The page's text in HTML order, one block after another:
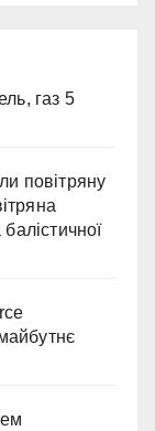
газ 5
повітряну